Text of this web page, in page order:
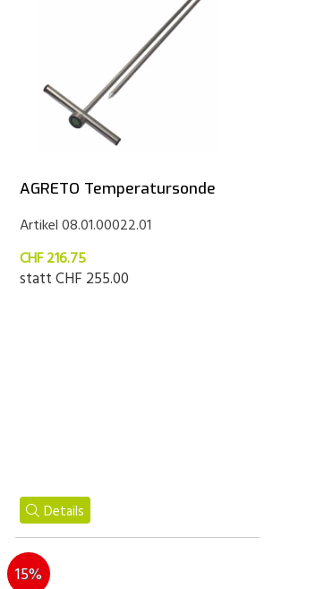
AGRETO Temperatursonde
Artikel 08.01.00022.01
CHF 216.75
stattCHF 255.00
Details
15%